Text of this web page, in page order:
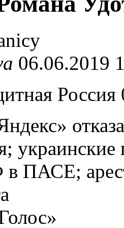
06.06.2019
Россия
украинские
в ПАСЕ;